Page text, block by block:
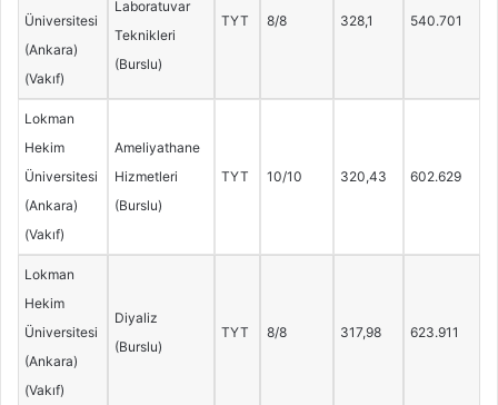
Üniversitesi
(Ankara)
(Vakıf)
Laboratuvar
Teknikleri
(Burslu)
TYT 8/8 328,1 540.701
Lokman
Hekim
Üniversitesi
(Ankara)
(Vakıf)
Ameliyathane
Hizmetleri
(Burslu)
TYT 10/10 320,43 602.629
Lokman
Hekim
Üniversitesi
(Ankara)
(Vakıf)
Diyaliz
(Burslu)
TYT 8/8 317,98 623.911